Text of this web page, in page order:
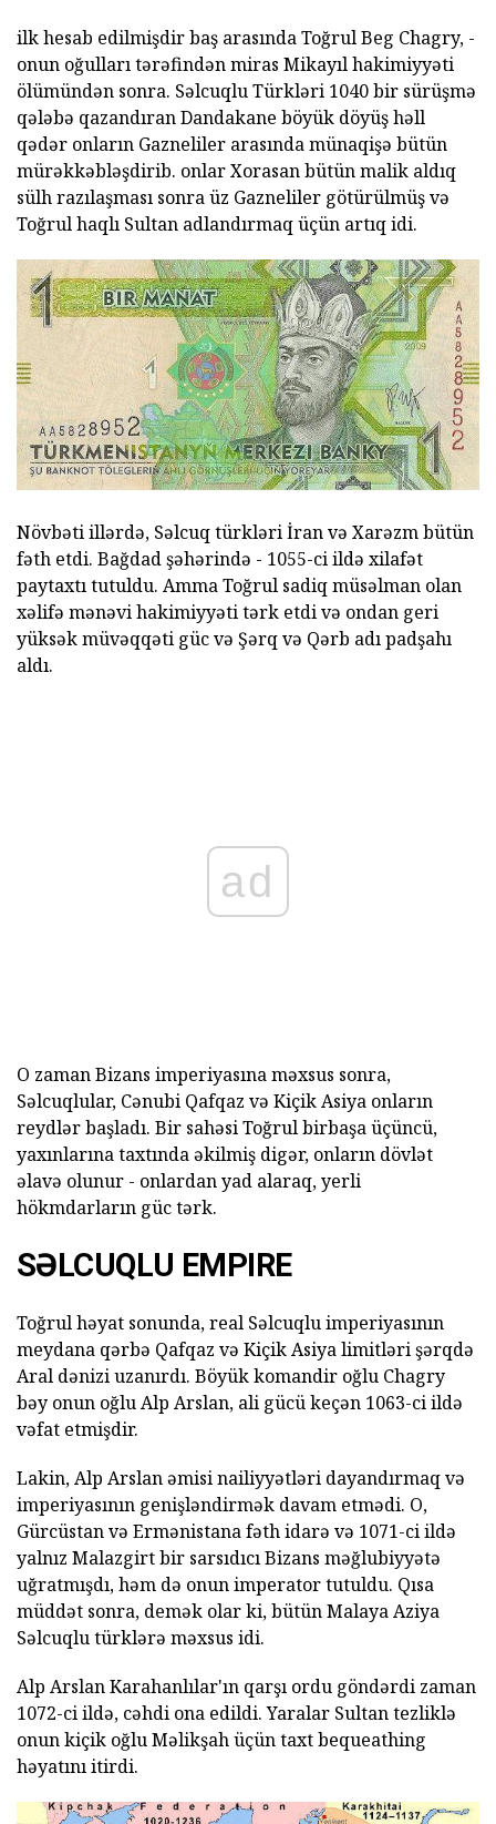
ilk hesab edilmişdir baş arasında Toğrul Beg Chagry, -
onun oğulları tərəfindən miras Mikayıl hakimiyyəti
ölümündən sonra. Səlcuqlu Türkləri 1040 bir sürüşmə
qələbə qazandıran Dandakane böyük döyüş həll
qədər onların Gazneliler arasında münaqişə bütün
mürəkkəbləşdirib. onlar Xorasan bütün malik aldıq
sülh razılaşması sonra üz Gazneliler götürülmüş və
Toğrul haqlı Sultan adlandırmaq üçün artıq idi.
Növbəti illərdə, Səlcuq türkləri İran və Xarəzm bütün
fəth etdi. Bağdad şəhərində - 1055-ci ildə xilafət
paytaxtı tutuldu. Amma Toğrul sadiq müsəlman olan
xəlifə mənəvi hakimiyyəti tərk etdi və ondan geri
yüksək müvəqqəti güc və Şərq və Qərb adı padşahı
aldı.
ad
O zaman Bizans imperiyasına məxsus sonra,
Səlcuqlular, Cənubi Qafqaz və Kiçik Asiya onların
reydlər başladı. Bir sahəsi Toğrul birbaşa üçüncü,
yaxınlarına taxtında əkilmiş digər, onların dövlət
əlavə olunur - onlardan yad alaraq, yerli
hökmdarların güc tərk.
SƏLCUQLU EMPIRE
Toğrul həyat sonunda, real Səlcuqlu imperiyasının
meydana qərbə Qafqaz və Kiçik Asiya limitləri şərqdə
Aral dənizi uzanırdı. Böyük komandir oğlu Chagry
bəy onun oğlu Alp Arslan, ali gücü keçən 1063-ci ildə
vəfat etmişdir.
Lakin, Alp Arslan əmisi nailiyyətləri dayandırmaq və
imperiyasının genişləndirmək davam etmədi. O,
Gürcüstan və Ermənistana fəth idarə və 1071-ci ildə
yalnız Malazgirt bir sarsıdıcı Bizans məğlubiyyətə
uğratmışdı, həm də onun imperator tutuldu. Qısa
müddət sonra, demək olar ki, bütün Malaya Aziya
Səlcuqlu türklərə məxsus idi.
Alp Arslan Karahanlılar'ın qarşı ordu göndərdi zaman
1072-ci ildə, cəhdi ona edildi. Yaralar Sultan tezliklə
onun kiçik oğlu Məlikşah üçün taxt bequeathing
həyatını itirdi.